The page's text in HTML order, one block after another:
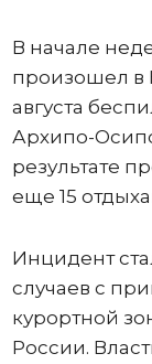
В начале
произошел в
августа
Архипо-
результате
еще 15
Инцидент
случаев с
курортной
России.